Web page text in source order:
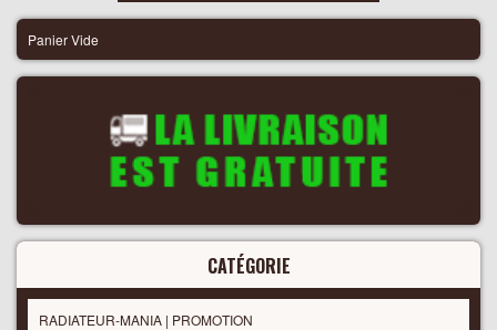
Panier Vide
CATÉGORIE
RADIATEUR-MANIA | PROMOTION